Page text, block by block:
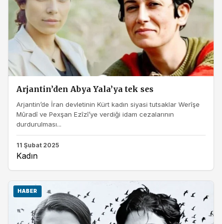
Arjantin’den Abya Yala’ya tek ses
Arjantin’de İran devletinin Kürt kadın siyasi tutsaklar Werîşe
Mûradî ve Pexşan Ezîzî’ye verdiği idam cezalarının
durdurulması...
11 Şubat 2025
Kadın
HABER